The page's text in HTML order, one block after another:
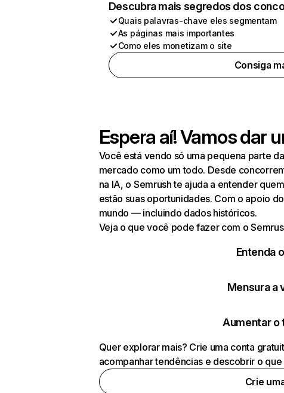
Descubra mais segredos dos
Quais palavras-chave eles segmentam
As páginas mais importantes
Como eles monetizam o site
Consiga
Espera aí! Vamos dar
Você está vendo só uma pequena parte
mercado como um todo. Desde
na IA, o Semrush te ajuda a entender
estão suas oportunidades. Com o apoio
mundo — incluindo dados históricos.
Veja o que você pode fazer com o
Entenda
Mensura a
Aumentar o
Quer explorar mais? Crie uma conta
acompanhar tendências e descobrir o
Crie